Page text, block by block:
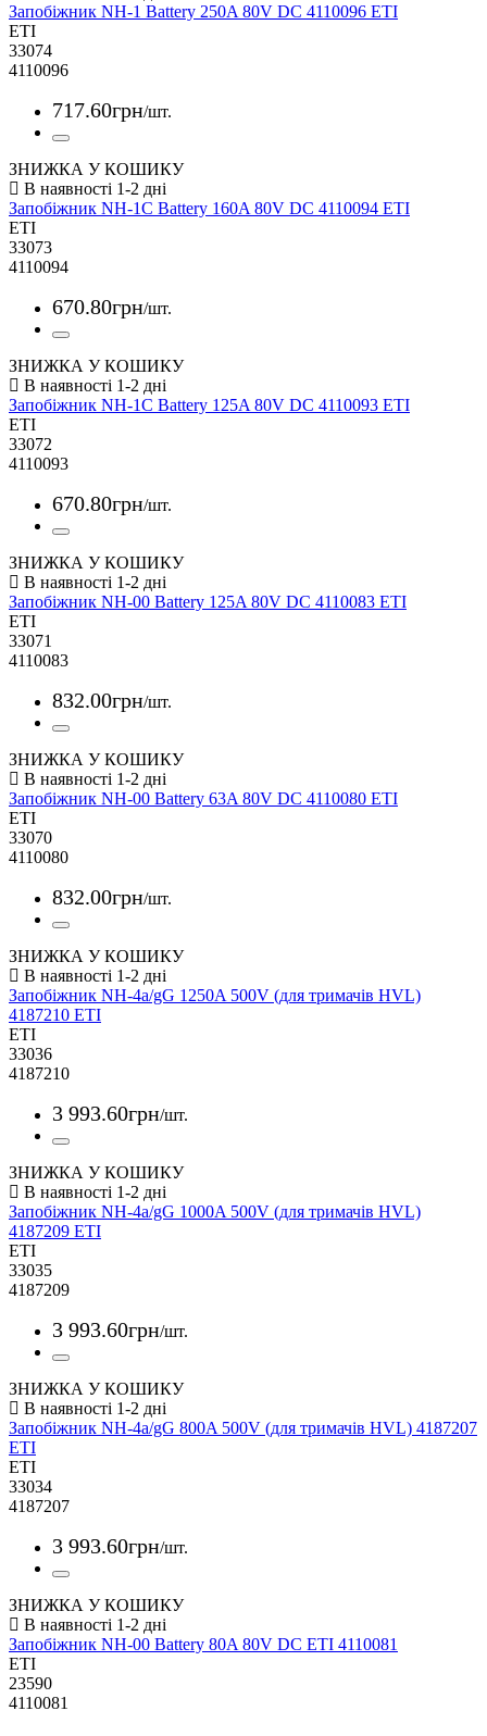
Запобіжник NH-1 Battery 250A 80V DC 4110096 ETI
ETI
33074
4110096
717.60грн/шт.
ЗНИЖКА У КОШИКУ
Запобіжник NH-1C Battery 160A 80V DC 4110094 ETI
ETI
33073
4110094
670.80грн/шт.
ЗНИЖКА У КОШИКУ
Запобіжник NH-1C Battery 125A 80V DC 4110093 ETI
ETI
33072
4110093
670.80грн/шт.
ЗНИЖКА У КОШИКУ
Запобіжник NH-00 Battery 125A 80V DC 4110083 ETI
ETI
33071
4110083
832.00грн/шт.
ЗНИЖКА У КОШИКУ
Запобіжник NH-00 Battery 63A 80V DC 4110080 ETI
ETI
33070
4110080
832.00грн/шт.
ЗНИЖКА У КОШИКУ
Запобіжник NH-4a/gG 1250A 500V (для тримачів HVL)
4187210 ETI
ETI
33036
4187210
3 993.60грн/шт.
ЗНИЖКА У КОШИКУ
Запобіжник NH-4a/gG 1000A 500V (для тримачів HVL)
4187209 ETI
ETI
33035
4187209
3 993.60грн/шт.
ЗНИЖКА У КОШИКУ
Запобіжник NH-4a/gG 800A 500V (для тримачів HVL) 4187207
ETI
ETI
33034
4187207
3 993.60грн/шт.
ЗНИЖКА У КОШИКУ
Запобіжник NH-00 Battery 80A 80V DC ETI 4110081
ETI
23590
4110081